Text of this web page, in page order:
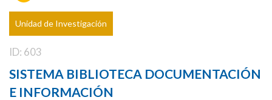
Unidad de Investigación
ID: 603
SISTEMA BIBLIOTECA DOCUMENTACIÓN
E INFORMACIÓN